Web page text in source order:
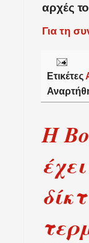
αρχές
Για τη
Ετικέτες
Η